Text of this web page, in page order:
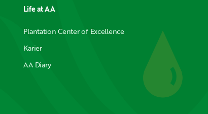
Life at AA
Plantation Center of Excellence
Karier
AA Diary